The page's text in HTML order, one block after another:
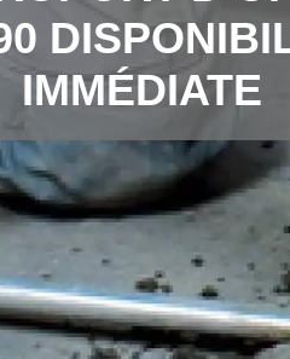
IMMÉDIATE